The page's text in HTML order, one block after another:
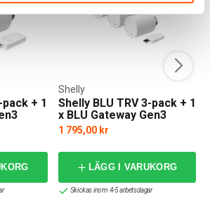
pack + 1
Shelly BLU TRV 3-pack + 1
x BLU Gateway Gen3
Shelly
1 795,00 kr
LÄGG I VARUKORG
Skickas inom 4-5 arbetsdagar